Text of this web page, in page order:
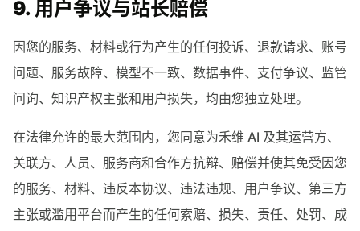
9. 用户争议与站长赔偿
因您的服务、材料或行为产生的任何投诉、退款请求、账号
问题、服务故障、模型不一致、数据事件、支付争议、监管
问询、知识产权主张和用户损失，均由您独立处理。
在法律允许的最大范围内，您同意为禾维 AI 及其运营方、
关联方、人员、服务商和合作方抗辩、赔偿并使其免受因您
的服务、材料、违反本协议、违法违规、用户争议、第三方
主张或滥用平台而产生的任何索赔、损失、责任、处罚、成